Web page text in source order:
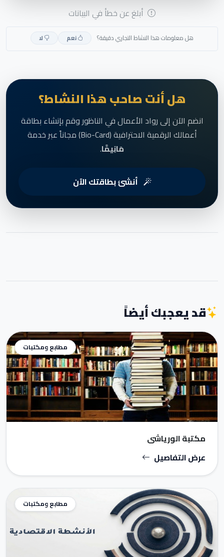
أبلغ عن خطأ في البيانات
هل معلومات هذا النشاط التجاري دقيقة؟ نعم لا
هل أنت صاحب هذا النشاط؟
انضم الآن إلى رواد الأعمال في الناظور وقم بإنشاء بطاقة
أعمالك الرقمية الاحترافية (Bio-Card) مجاناً عبر خدمة
مَانِيمَّا.
أنشئ بطاقتك الآن
قد يعجبك أيضاً
مطابع ومكتبات
مكتبة الورياشي
عرض التفاصيل
مطابع ومكتبات